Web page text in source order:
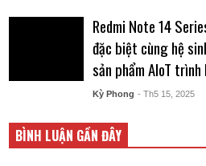
Redmi Note 14
đặc biệt cùng hệ
sản phẩm AIoT
Kỳ Phong - Th5 15, 2025
BÌNH LUẬN GẦN ĐÂY